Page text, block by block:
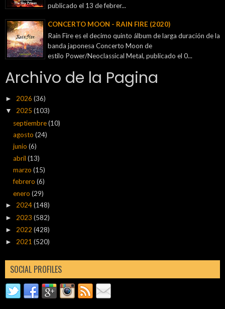
publicado el 13 de febrer...
CONCERTO MOON - RAIN FIRE (2020)
Rain Fire es el decimo quinto álbum de larga duración de la
banda japonesa Concerto Moon de
estilo Power/Neoclassical Metal, publicado el 0...
Archivo de la Pagina
► 2026 (36)
▼ 2025 (103)
septiembre(10)
agosto(24)
junio(6)
abril(13)
marzo(15)
febrero(6)
enero(29)
► 2024(148)
► 2023 (582)
► 2022 (428)
► 2021 (520)
SOCIAL PROFILES